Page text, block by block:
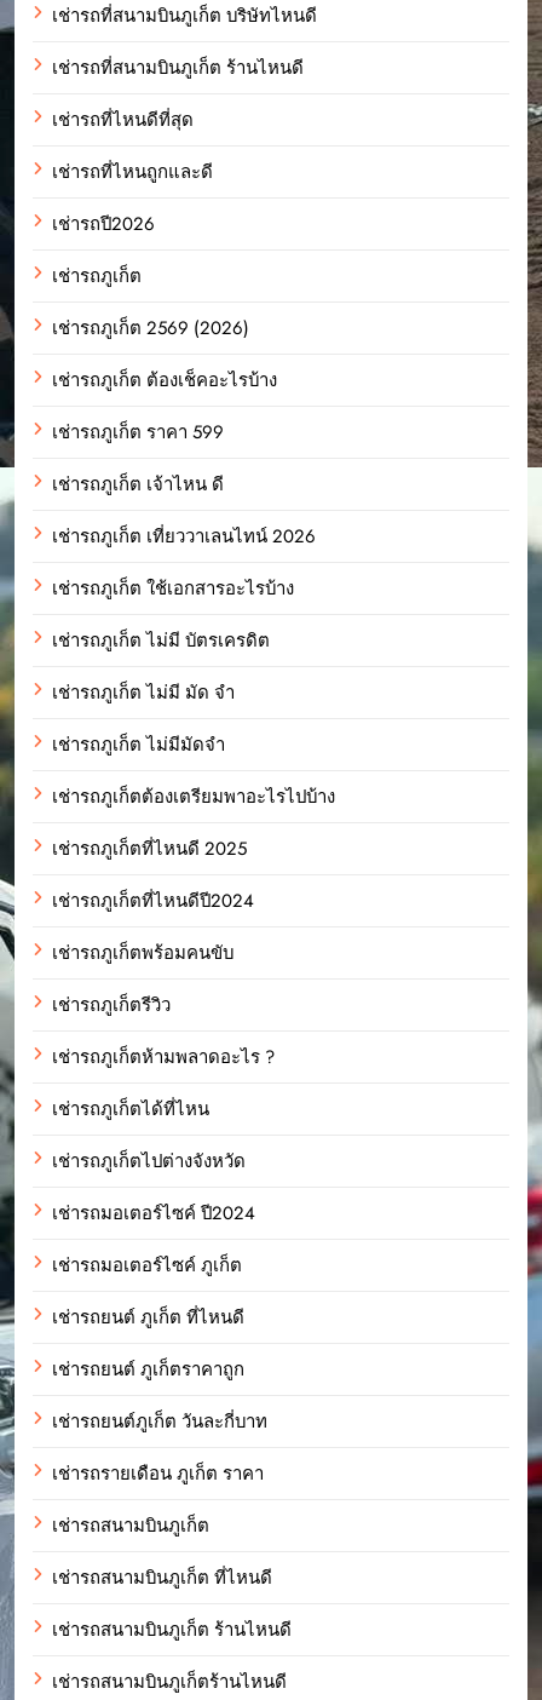
เช่ารถที่สนามบินภูเก็ต บริษัทไหนดี
เช่ารถที่สนามบินภูเก็ต ร้านไหนดี
เช่ารถที่ไหนดีที่สุด
เช่ารถที่ไหนถูกและดี
เช่ารถปี2026
เช่ารถภูเก็ต
เช่ารถภูเก็ต 2569 (2026)
เช่ารถภูเก็ต ต้องเช็คอะไรบ้าง
เช่ารถภูเก็ต ราคา 599
เช่ารถภูเก็ต เจ้าไหน ดี
เช่ารถภูเก็ต เที่ยววาเลนไทน์ 2026
เช่ารถภูเก็ต ใช้เอกสารอะไรบ้าง
เช่ารถภูเก็ต ไม่มี บัตรเครดิต
เช่ารถภูเก็ต ไม่มี มัด จํา
เช่ารถภูเก็ต ไม่มีมัดจำ
เช่ารถภูเก็ตต้องเตรียมพาอะไรไปบ้าง
เช่ารถภูเก็ตที่ไหนดี 2025
เช่ารถภูเก็ตที่ไหนดีปี2024
เช่ารถภูเก็ตพร้อมคนขับ
เช่ารถภูเก็ตรีวิว
เช่ารถภูเก็ตห้ามพลาดอะไร ?
เช่ารถภูเก็ตได้ที่ไหน
เช่ารถภูเก็ตไปต่างจังหวัด
เช่ารถมอเตอร์ไซค์ ปี2024
เช่ารถมอเตอร์ไซค์ ภูเก็ต
เช่ารถยนต์ ภูเก็ต ที่ไหนดี
เช่ารถยนต์ ภูเก็ตราคาถูก
เช่ารถยนต์ภูเก็ต วันละกี่บาท
เช่ารถรายเดือน ภูเก็ต ราคา
เช่ารถสนามบินภูเก็ต
เช่ารถสนามบินภูเก็ต ที่ไหนดี
เช่ารถสนามบินภูเก็ต ร้านไหนดี
เช่ารถสนามบินภูเก็ตร้านไหนดี